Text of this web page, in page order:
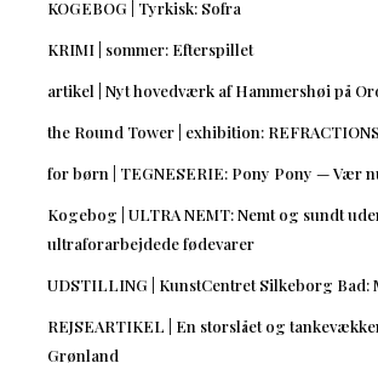
KOGEBOG | Tyrkisk: Sofra
KRIMI | sommer: Efterspillet
artikel | Nyt hovedværk af Hammershøi på
the Round Tower | exhibition:
for børn | TEGNESERIE: Pony Pony — Vær
Kogebog | ULTRA NEMT: Nemt og sundt
ultraforarbejdede fødevarer
UDSTILLING | KunstCentret Silkeborg Bad:
REJSEARTIKEL | En storslået og
Grønland